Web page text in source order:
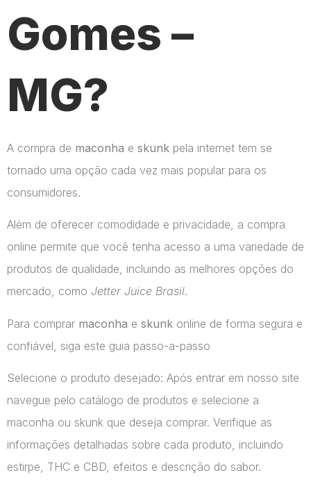
Gomes –
MG?
A compra de maconha e skunk pela internet tem se
tornado uma opção cada vez mais popular para os
consumidores.
Além de oferecer comodidade e privacidade, a compra
online permite que você tenha acesso a uma variedade de
produtos de qualidade, incluindo as melhores opções do
mercado, como Jetter Juice Brasil.
Para comprar maconha e skunk online de forma segura e
confiável, siga este guia passo-a-passo
Selecione o produto desejado: Após entrar em nosso site
navegue pelo catálogo de produtos e selecione a
maconha ou skunk que deseja comprar. Verifique as
informações detalhadas sobre cada produto, incluindo
estirpe, THC e CBD, efeitos e descrição do sabor.